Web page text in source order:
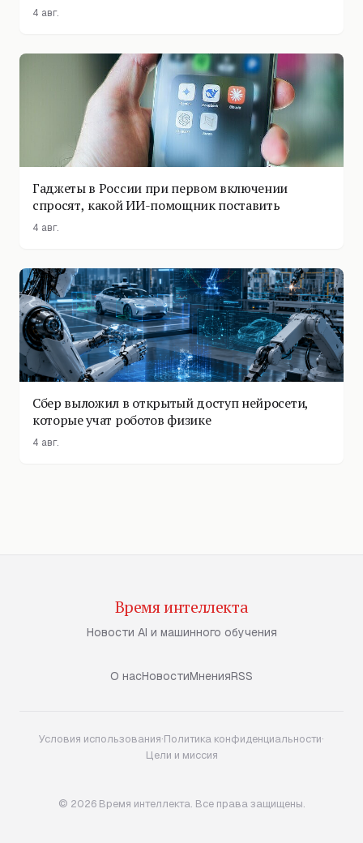
4 авг.
Гаджеты в России при первом включении
спросят, какой ИИ-помощник поставить
4 авг.
Сбер выложил в открытый доступ нейросети,
которые учат роботов физике
4 авг.
Время интеллекта
Новости AI и машинного обучения
О насНовостиМненияRSS
Условия использования·Политика конфиденциальности·
Цели и миссия
© 2026 Время интеллекта. Все права защищены.